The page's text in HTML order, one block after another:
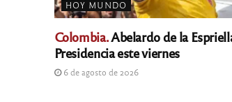
HOY MUNDO
Colombia.Abelardo de la
Presidencia este viernes
6 de agosto de 2026